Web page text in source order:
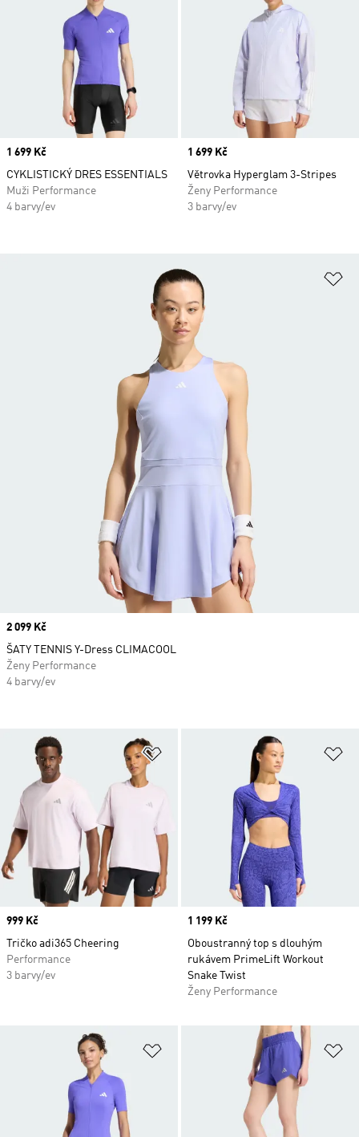
Price
1 699 Kč
CYKLISTICKÝ DRES ESSENTIALS
Muži Performance
4 barvy/ev
Price
1 699 Kč
Větrovka Hyperglam 3-Stripes
Ženy Performance
3 barvy/ev
Přidat do seznamu přání
Price
999 Kč
Tričko adi365 Cheering
Performance
3 barvy/ev
Price
1 199 Kč
Oboustranný top s dlouhým
rukávem PrimeLift Workout
Snake Twist
Ženy Performance
Přidat do seznamu přání
Price
2 099 Kč
ŠATY TENNIS Y-Dress CLIMACOOL
Ženy Performance
4 barvy/ev